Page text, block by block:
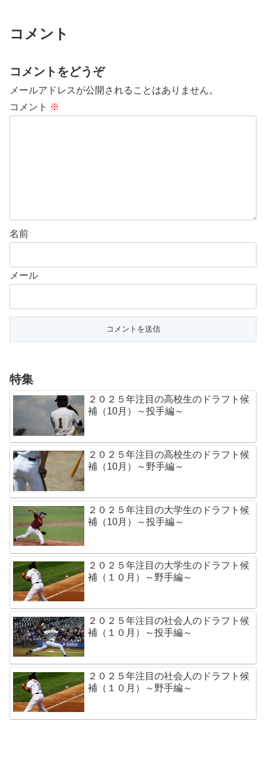
コメント
コメントをどうぞ
メールアドレスが公開されることはありません。
コメント ※
名前
メール
特集
２０２５年注目の高校生のドラフト候
補（10月）～投手編～
２０２５年注目の高校生のドラフト候
補（10月）～野手編～
２０２５年注目の大学生のドラフト候
補（10月）～投手編～
２０２５年注目の大学生のドラフト候
補（１０月）～野手編～
２０２５年注目の社会人のドラフト候
補（１０月）～投手編～
２０２５年注目の社会人のドラフト候
補（１０月）～野手編～